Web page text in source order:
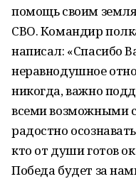
помощь своим
СВО. Командир
написал: «Спасибо
неравнодушное
никогда, важно
всеми возможными
радостно
кто от души готов
Победа будет за